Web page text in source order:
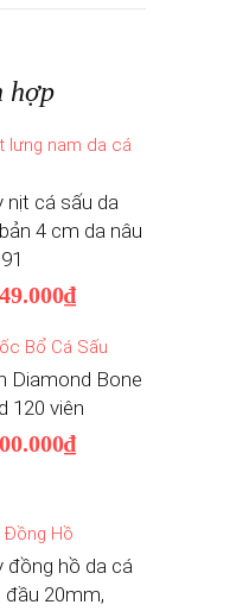
hợp
lưng nam da cá
nịt cá sấu da
4 cm da nâu
Bổ Cá Sấu
Diamond Bone
120 viên
Đồng Hồ
đồng hồ da cá
đầu 20mm,